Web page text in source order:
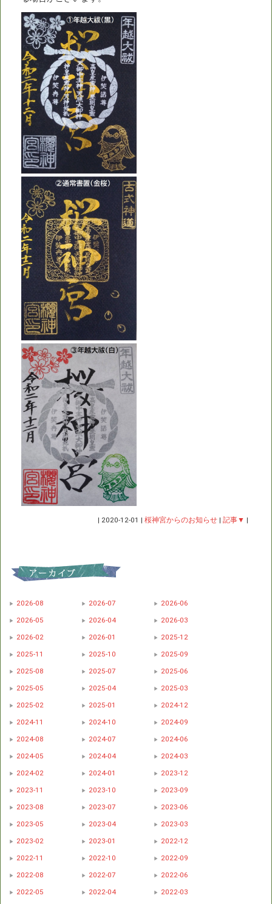
2026-08 2026-07
2026-06
2026-05
2026-04
2026-03
2026-02
2026-01
2025-12
2025-11
2025-10
2025-09
2025-08
2025-07
2025-06
2025-05
2025-04
2025-03
2025-02
2025-01
2024-12
2024-11
2024-10
2024-09
2024-08
2024-07
2024-06
2024-05
2024-04
2024-03
2024-02
2024-01
2023-12
2023-11
2023-10
2023-09
2023-08
2023-07
2023-06
2023-05
2023-04
2023-03
2023-02
2023-01
2022-12
2022-11
2022-10
2022-09
2022-08
2022-07
2022-06
2022-05
2022-04
2022-03
| 2020-12-01 |桜神宮からのお知らせ |記事▼ |